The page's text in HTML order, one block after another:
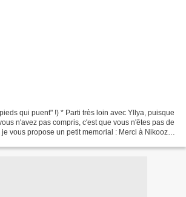
qui puent" !) * Parti très loin avec Yllya, puisque
n'avez pas compris, c'est que vous n'êtes pas de
vous propose un petit memorial : Merci à Nikooz